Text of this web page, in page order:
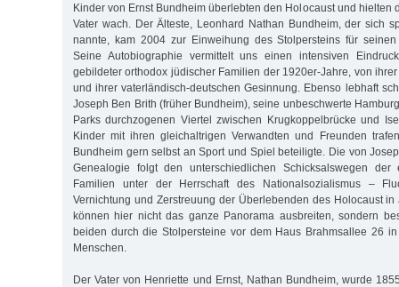
Kinder von Ernst Bundheim überlebten den Holocaust und hielten
Vater wach. Der Älteste, Leonhard Nathan Bundheim, der sich
nannte, kam 2004 zur Einweihung des Stolpersteins für
Seine Autobiographie vermittelt uns einen intensiven
gebildeter orthodox jüdischer Familien der 1920er-Jahre, von
und ihrer vaterländisch-deutschen Gesinnung. Ebenso lebhaft
Joseph Ben Brith (früher Bundheim), seine unbeschwerte
Parks durchzogenen Viertel zwischen Krugkoppelbrücke und
Kinder mit ihren gleichaltrigen Verwandten und Freunden
Bundheim gern selbst an Sport und Spiel beteiligte. Die von
Genealogie folgt den unterschiedlichen Schicksalswegen der
Familien unter der Herrschaft des Nationalsozialismus –
Vernichtung und Zerstreuung der Überlebenden des Holocaust in
können hier nicht das ganze Panorama ausbreiten, sondern
beiden durch die Stolpersteine vor dem Haus Brahmsallee 26
Menschen.
Der Vater von Henriette und Ernst, Nathan Bundheim, wurde